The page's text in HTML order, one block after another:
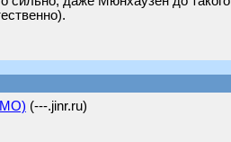
МО) (---.jinr.ru)